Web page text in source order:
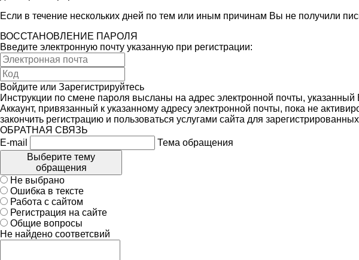
Если в течение нескольких дней по тем или иным причинам Вы не получили
ВОССТАНОВЛЕНИЕ ПАРОЛЯ
Введите электронную почту указанную при регистрации:
Войдите или Зарегистрируйтесь
Инструкции по смене пароля высланы на адрес электронной почты, указанный
Аккаунт, привязанный к указанному адресу электронной почты, пока не
закончить регистрацию и пользоваться услугами сайта для
ОБРАТНАЯ СВЯЗЬ
E-mail
Тема обращения
Выберите тему
обращения
Не выбрано
Ошибка в тексте
Работа с сайтом
Регистрация на сайте
Общие вопросы
Не найдено соответсвий